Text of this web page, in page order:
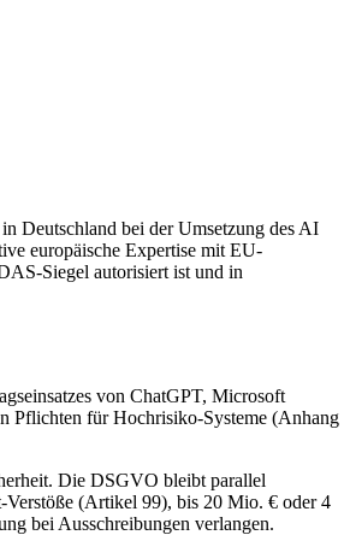
Deutschland bei der Umsetzung des AI
europäische Expertise mit EU-
Siegel autorisiert ist und in
von ChatGPT, Microsoft
Pflichten für Hochrisiko-Systeme (Anhang
Die DSGVO bleibt parallel
(Artikel 99), bis 20 Mio. € oder 4
bei Ausschreibungen verlangen.